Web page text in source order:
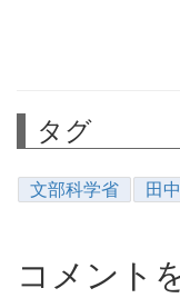
タグ
文部科学省 田
コメント